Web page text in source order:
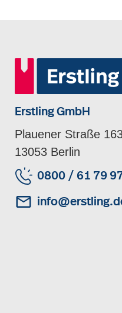
Erstling GmbH
Plauener Straße
13053 Berlin
0800 / 61 79